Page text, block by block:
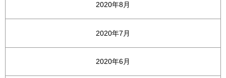
2020年8月
2020年7月
2020年6月